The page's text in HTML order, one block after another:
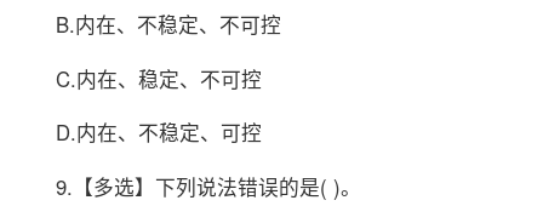
B.内在、不稳定、不可控
C.内在、稳定、不可控
D.内在、不稳定、可控
9.【多选】下列说法错误的是( )。